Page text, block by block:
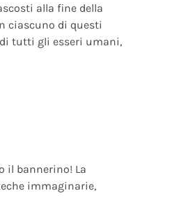
alla fine della
ciascuno di questi
tutti gli esseri umani,
il bannerino! La
immaginarie,